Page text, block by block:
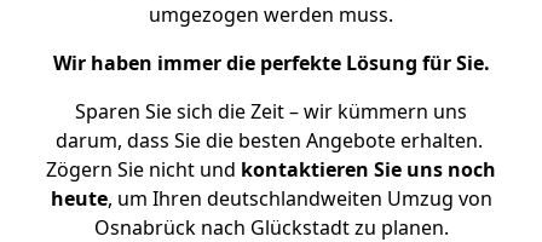
umgezogen werden muss.
Wir haben immer die perfekte Lösung für Sie.
Sparen Sie sich die Zeit – wir kümmern uns
darum, dass Sie die besten Angebote erhalten.
Zögern Sie nicht und kontaktieren Sie uns noch
heute, um Ihren deutschlandweiten Umzug von
Osnabrück nach Glückstadt zu planen.